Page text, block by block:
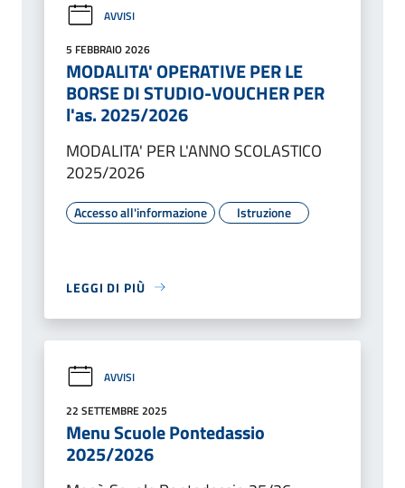
AVVISI
5 FEBBRAIO 2026
MODALITA' OPERATIVE PER LE
BORSE DI STUDIO-VOUCHER PER
l'as. 2025/2026
MODALITA' PER L'ANNO SCOLASTICO
2025/2026
Accesso all'informazione Istruzione
LEGGI DI PIÙ
AVVISI
22 SETTEMBRE 2025
Menu Scuole Pontedassio
2025/2026